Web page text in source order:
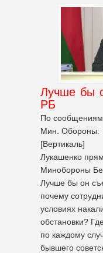
Лучше бы
РБ
По
Мин. Обороны:
[Вертикаль]
Лукашенко
Минобороны
Лучше бы он
почему
условиях
обстановки?
по каждому
бывшего